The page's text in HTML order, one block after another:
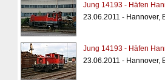
Jung 14193 - Häfen
23.06.2011 - Hannover,
Jung 14193 - Häfen
23.06.2011 - Hannover,